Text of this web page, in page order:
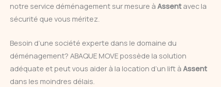
notre service déménagement sur mesure à Assent avec la
sécurité que vous méritez.
Besoin d’une société experte dans le domaine du
déménagement? ABAQUE MOVE possède la solution
adéquate et peut vous aider à la location d’un lift à Assent
dans les moindres délais.